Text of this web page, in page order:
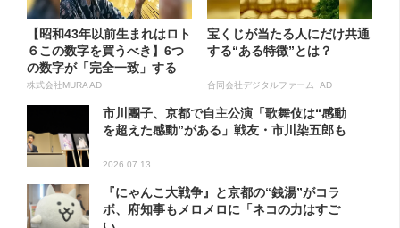
【昭和43年以前生まれはロト
６この数字を買うべき】6つ
の数字が「完全一致」する
方...
株式会社MURA AD
宝くじが当たる人にだけ共通
する“ある特徴”とは？
合同会社デジタルファーム AD
市川團子、京都で自主公演「歌舞伎は“感動
を超えた感動”がある」戦友・市川染五郎も
2026.07.13
『にゃんこ大戦争』と京都の“銭湯”がコラ
ボ、府知事もメロメロに「ネコの力はすご